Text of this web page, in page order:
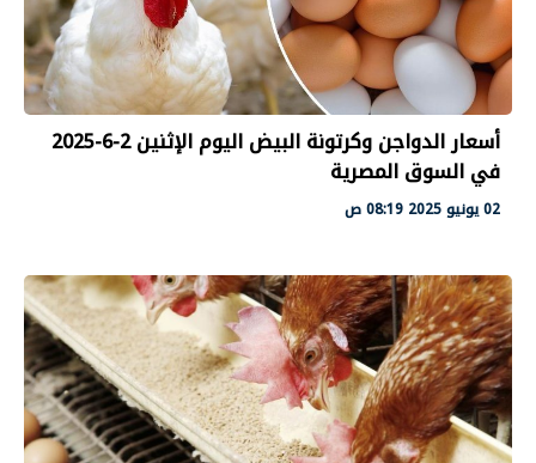
أسعار الدواجن وكرتونة البيض اليوم الإثنين 2-6-2025
في السوق المصرية
02 يونيو 2025 08:19 ص